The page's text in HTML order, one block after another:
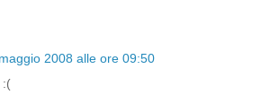
2008 alle ore 09:50
:(